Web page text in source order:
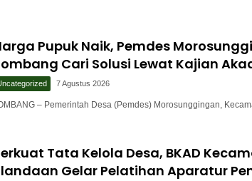
Pupuk Naik, Pemdes
Cari Solusi Lewat Kajian
7 Agustus 2026
– Pemerintah Desa (Pemdes) Morosunggingan,
Tata Kelola Desa, BKAD
Gelar Pelatihan Aparatur